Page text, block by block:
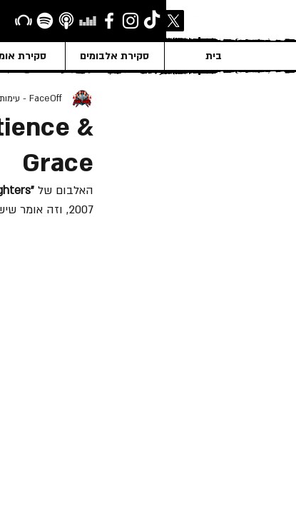
בית סקירת אלבומים סקירת
&
Grace
FaceOff - עימות חזיתי
האלבום של "Foo Fighters"
2007, וזה אומר שיש לנו סיקור...